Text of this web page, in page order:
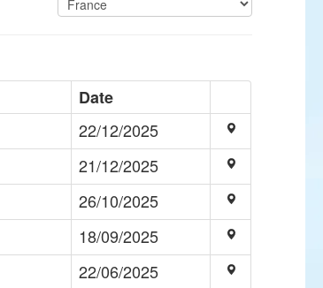
Date
22/12/2025
21/12/2025
26/10/2025
18/09/2025
22/06/2025